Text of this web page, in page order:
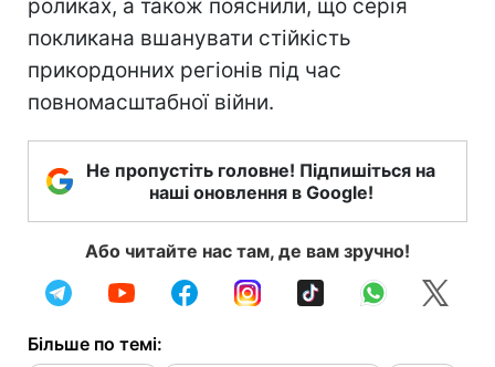
роликах, а також пояснили, що серія
покликана вшанувати стійкість
прикордонних регіонів під час
повномасштабної війни.
Не пропустіть головне! Підпишіться на
наші оновлення в Google!
Або читайте нас там, де вам зручно!
Більше по темі: